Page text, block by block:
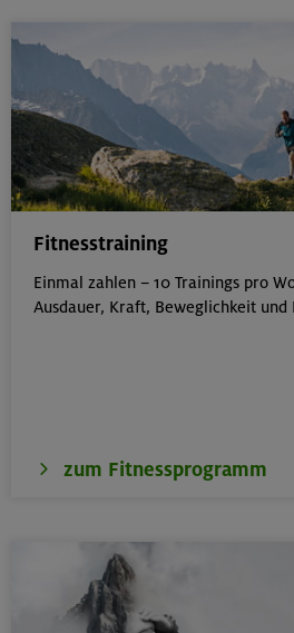
Fitnesstraining
Einmal zahlen – 10 Trainings pro
Ausdauer, Kraft, Beweglichkeit und
zum Fitnessprogramm